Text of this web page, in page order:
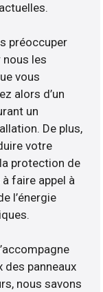
préoccuper
les
vous
alors d’un
un
De plus,
votre
protection de
à faire appel à
l’énergie
des panneaux
nous savons